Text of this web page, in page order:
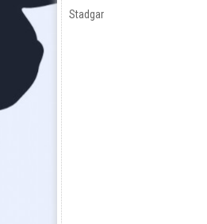
Stadgar